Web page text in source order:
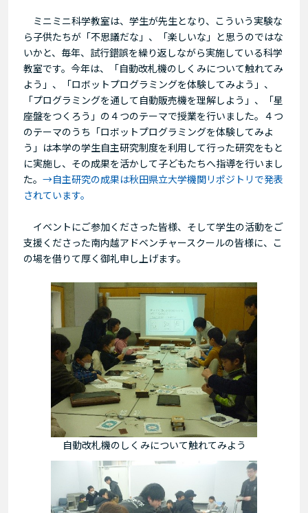
ミニミニ科学教室は、学生が先生となり、こういう実験な
ら子供たちが「不思議だな」、「楽しいな」と思うのではな
いかと、毎年、試行錯誤を繰り返しながら実施している科学
教室です。今年は、「自動改札機のしくみについて触れてみ
よう」、「ロボットプログラミングを体験してみよう」、
「プログラミングを通して自動販売機を理解しよう」、「星
座盤をつくろう」の４つのテーマで授業を行いました。４つ
のテーマのうち「ロボットプログラミングを体験してみよ
う」は本学の学生自主研究制度を利用して行った研究をもと
に実施し、その成果を活かして子どもたちへ指導を行いまし
た。 →自主研究の成果は秋田県立大学機関リポジトリで発表
されています。
イベントにご参加くださった皆様、そして学生の活動をご
支援くださった南内越アドベンチャースクールの皆様に、こ
の場を借りて厚く御礼申し上げます。
自動改札機のしくみについて触れてみよう